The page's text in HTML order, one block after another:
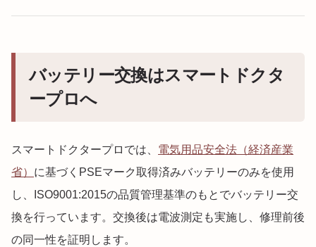
バッテリー交換はスマートドクタ
ープロへ
スマートドクタープロでは、 電気用品安全法（経済産業
省） に基づくPSEマーク取得済みバッテリーのみを使用
し、ISO9001:2015の品質管理基準のもとでバッテリー交
換を行っています。交換後は電波測定も実施し、修理前後
の同一性を証明します。